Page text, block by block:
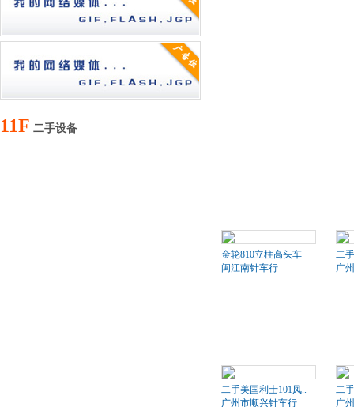
11F 二手设备
金轮810立柱高头车
闽江南针车行
二
广
二手美国利士101凤..
广州市顺兴针车行
二
广